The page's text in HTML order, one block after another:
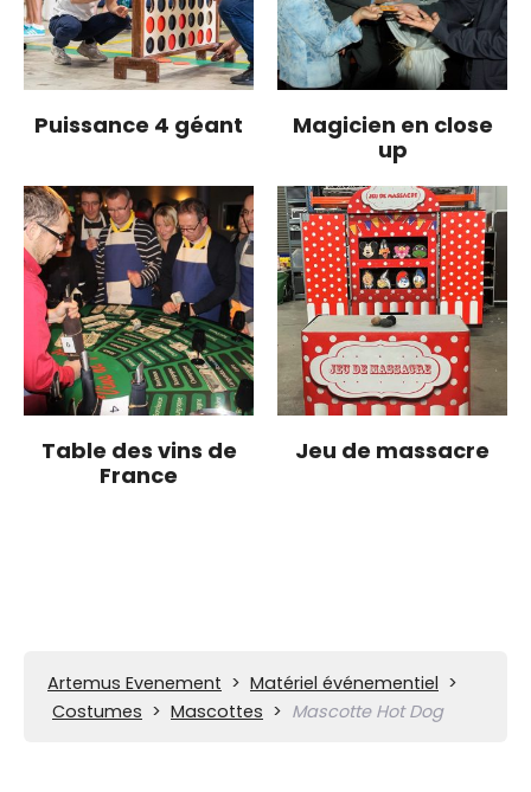
Puissance 4 géant
Magicien en close
up
Table des vins de
France
Jeu de massacre
Artemus Evenement > Matériel événementiel >
Costumes > Mascottes > Mascotte Hot Dog